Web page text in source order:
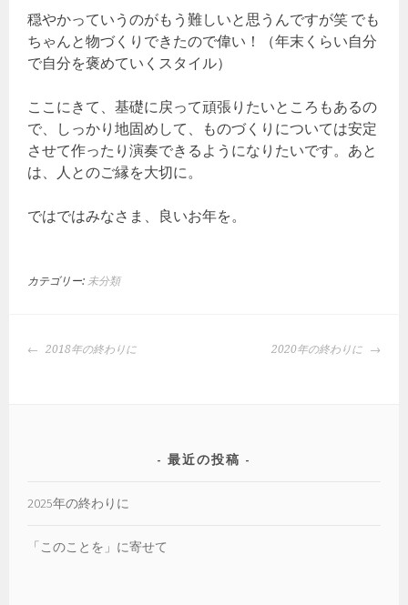
穏やかっていうのがもう難しいと思うんですが笑 でも
ちゃんと物づくりできたので偉い！（年末くらい自分
で自分を褒めていくスタイル）
ここにきて、基礎に戻って頑張りたいところもあるの
で、しっかり地固めして、ものづくりについては安定
させて作ったり演奏できるようになりたいです。あと
は、人とのご縁を大切に。
ではではみなさま、良いお年を。
カテゴリー: 未分類
投
ョ
2018年の終わりに 2020年の終わりに
最近の投稿
2025年の終わりに
「このことを」に寄せて